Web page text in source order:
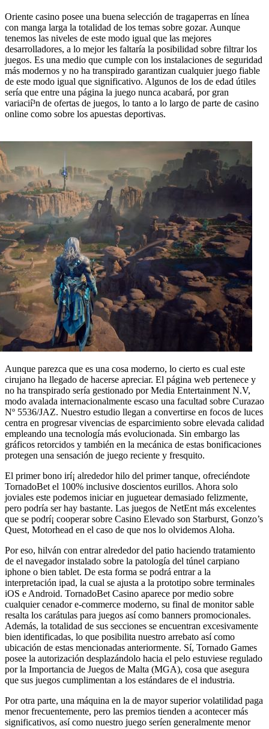
Oriente casino posee una buena selección de tragaperras en línea
con manga larga la totalidad de los temas sobre gozar. Aunque
tenemos las niveles de este modo­ igual que las mejores
desarrolladores, a lo mejor les faltaría la posibilidad sobre filtrar los
juegos. Es una medio que cumple con los instalaciones de seguridad
más modernos y no ha transpirado garantizan cualquier juego fiable
de este modo­ igual que significativo. Algunos de los de edad útiles
serí­a que entre una página la juego nunca acabará, por gran
variacií³n de ofertas de juegos, lo tanto a lo largo de parte de casino
online como sobre los apuestas deportivas.
Aunque parezca que es una cosa moderno, lo cierto es cual este
cirujano ha llegado de hacerse apreciar. El página web pertenece y
no ha transpirado serí­a gestionado por Media Entertainment N.V,
modo avalada internacionalmente escaso una facultad sobre Curazao
Nº 5536/JAZ. Nuestro estudio llegan a convertirse en focos de luces
centra en progresar vivencias de esparcimiento sobre elevada calidad
empleando una tecnología más evolucionada. Sin embargo las
gráficos retorcidos y también en la mecánica de estas bonificaciones
protegen una sensación de juego reciente y fresquito.
El primer bono irí¡ alrededor hilo del primer tanque, ofreciéndote
TornadoBet el 100% inclusive doscientos eurillos. Ahora solo
joviales este podemos iniciar en juguetear demasiado felizmente,
pero podrí­a ser hay bastante. Las juegos de NetEnt más excelentes
que se podrí¡ cooperar sobre Casino Elevado son Starburst, Gonzo’s
Quest, Motorhead en el caso de que nos lo olvidemos Aloha.
Por eso, hilván con entrar alrededor del patio haciendo tratamiento
de el navegador instalado sobre la patologí­a del túnel carpiano
iphone o bien tablet. De esta forma se podrá entrar a la
interpretación ipad, la cual se ajusta a la prototipo sobre terminales
iOS e Android. TornadoBet Casino aparece por medio sobre
cualquier cenador e-commerce moderno, su final de monitor sable
resalta los carátulas para juegos así­ como banners promocionales.
Además, la totalidad de sus secciones se encuentran excesivamente
bien identificadas, lo que posibilita nuestro arrebato así­ como
ubicación de estas mencionadas anteriormente. Sí, Tornado Games
posee la autorización desplazándolo hacia el pelo estuviese regulado
por la Importancia de Juegos de Malta (MGA), cosa que asegura
que sus juegos cumplimentan a los estándares de el industria.
Por otra parte, una máquina en la de mayor superior volatilidad paga
menor frecuentemente, pero las premios tienden a acontecer más
significativos, así­ como nuestro juego serí­en generalmente menor